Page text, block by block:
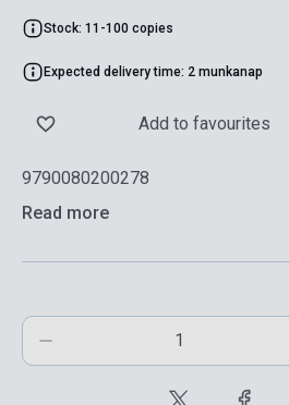
Stock: 11-100 copies
Expected delivery time: 2 munkanap
Add to favourites
9790080200278
Read more